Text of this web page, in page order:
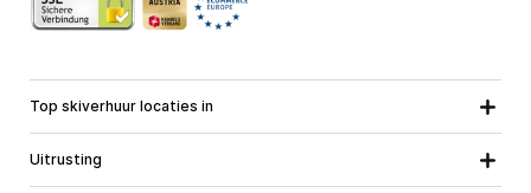
Top skiverhuur locaties in
Uitrusting